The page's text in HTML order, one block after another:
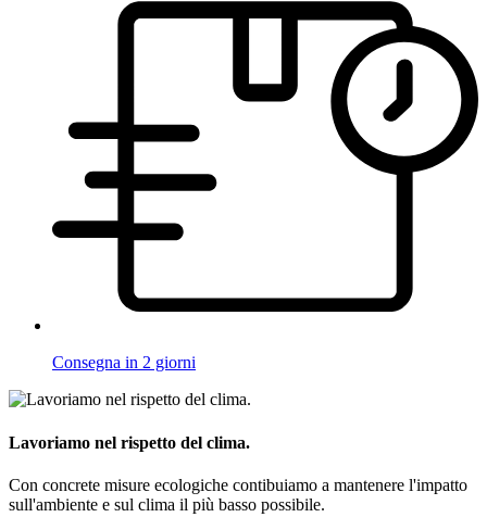
Consegna in 2 giorni
Lavoriamo nel rispetto del clima.
Con concrete misure ecologiche contibuiamo a mantenere l'impatto
sull'ambiente e sul clima il più basso possibile.